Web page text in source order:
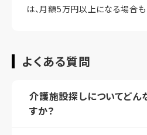
は、月額5万円以上になる場合も
よくある質問
介護施設探しについてどん
すか？